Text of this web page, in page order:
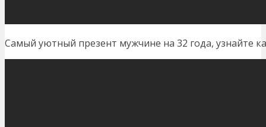
Самый уютный презент мужчине на 32 года, узнайте